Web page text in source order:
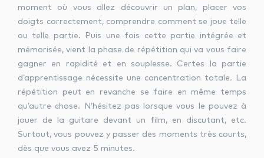
moment où vous allez découvrir un plan, placer vos
doigts correctement, comprendre comment se joue telle
ou telle partie. Puis une fois cette partie intégrée et
mémorisée, vient la phase de répétition qui va vous faire
gagner en rapidité et en souplesse. Certes la partie
d’apprentissage nécessite une concentration totale. La
répétition peut en revanche se faire en même temps
qu’autre chose. N’hésitez pas lorsque vous le pouvez à
jouer de la guitare devant un film, en discutant, etc.
Surtout, vous pouvez y passer des moments très courts,
dès que vous avez 5 minutes.